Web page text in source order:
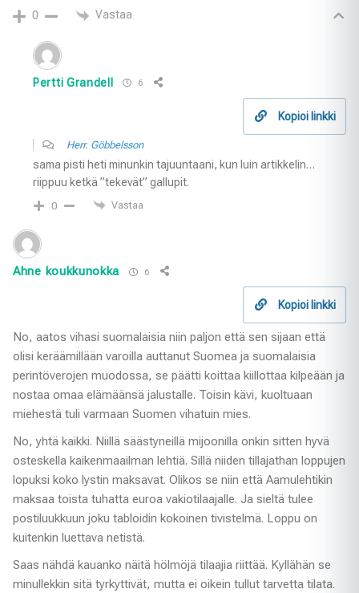
0 Vastaa
Pertti Grandell 6
Kopioi linkki
Herr. Göbbelsson
sama pisti heti minunkin tajuuntaani, kun luin artikkelin…
riippuu ketkä ”tekevät” gallupit.
0 Vastaa
Ahne koukkunokka 6
Kopioi linkki
No, aatos vihasi suomalaisia niin paljon että sen sijaan että
olisi keräämillään varoilla auttanut Suomea ja suomalaisia
perintöverojen muodossa, se päätti koittaa kiillottaa kilpeään ja
nostaa omaa elämäänsä jalustalle. Toisin kävi, kuoltuaan
miehestä tuli varmaan Suomen vihatuin mies.
No, yhtä kaikki. Niillä säästyneillä mijoonilla onkin sitten hyvä
osteskella kaikenmaailman lehtiä. Sillä niiden tillajathan loppujen
lopuksi koko lystin maksavat. Olikos se niin että Aamulehtikin
maksaa toista tuhatta euroa vakiotilaajalle. Ja sieltä tulee
postiluukkuun joku tabloidin kokoinen tivistelmä. Loppu on
kuitenkin luettava netistä.
Saas nähdä kauanko näitä hölmöjä tilaajia riittää. Kyllähän se
minullekkin sitä tyrkyttivät, mutta ei oikein tullut tarvetta tilata.